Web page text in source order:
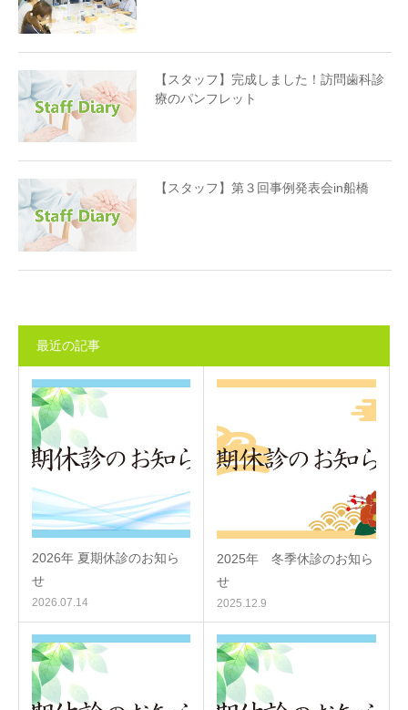
【スタッフ】完成しました！訪問歯科診
療のパンフレット
【スタッフ】第３回事例発表会in船橋
最近の記事
2026年 夏期休診のお知ら
せ
2026.07.14
2025年 冬季休診のお知ら
せ
2025.12.9